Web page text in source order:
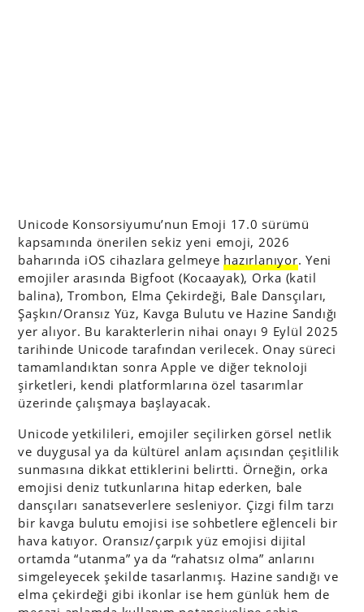
Unicode Konsorsiyumu’nun Emoji 17.0 sürümü
kapsamında önerilen sekiz yeni emoji, 2026
baharında iOS cihazlara gelmeye hazırlanıyor. Yeni
emojiler arasında Bigfoot (Kocaayak), Orka (katil
balina), Trombon, Elma Çekirdeği, Bale Dansçıları,
Şaşkın/Oransız Yüz, Kavga Bulutu ve Hazine Sandığı
yer alıyor. Bu karakterlerin nihai onayı 9 Eylül 2025
tarihinde Unicode tarafından verilecek. Onay süreci
tamamlandıktan sonra Apple ve diğer teknoloji
şirketleri, kendi platformlarına özel tasarımlar
üzerinde çalışmaya başlayacak.
Unicode yetkilileri, emojiler seçilirken görsel netlik
ve duygusal ya da kültürel anlam açısından çeşitlilik
sunmasına dikkat ettiklerini belirtti. Örneğin, orka
emojisi deniz tutkunlarına hitap ederken, bale
dansçıları sanatseverlere sesleniyor. Çizgi film tarzı
bir kavga bulutu emojisi ise sohbetlere eğlenceli bir
hava katıyor. Oransız/çarpık yüz emojisi dijital
ortamda “utanma” ya da “rahatsız olma” anlarını
simgeleyecek şekilde tasarlanmış. Hazine sandığı ve
elma çekirdeği gibi ikonlar ise hem günlük hem de